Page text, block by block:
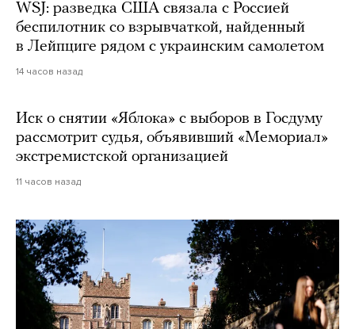
WSJ: разведка США связала с Россией
беспилотник со взрывчаткой, найденный
в Лейпциге рядом с украинским самолетом
14 часов назад
Иск о снятии «Яблока» с выборов в Госдуму
рассмотрит судья, объявивший «Мемориал»
экстремистской организацией
11 часов назад